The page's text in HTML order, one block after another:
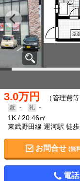
3.0万円 （管理費等
-
-
1K
20.46㎡
東武野田線 運河駅 徒
お問合せ (無
電